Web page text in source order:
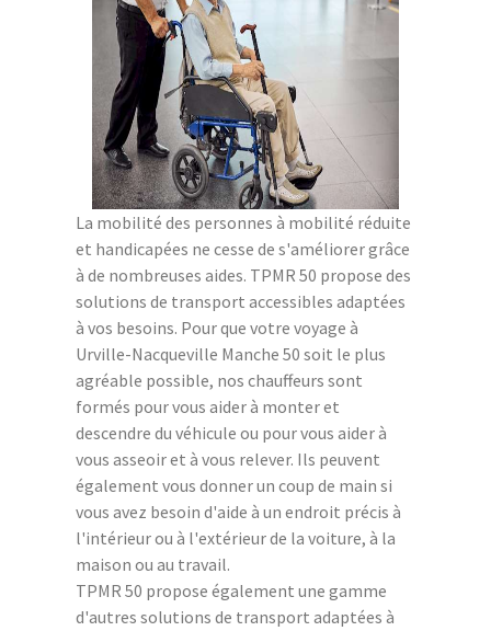
La mobilité des personnes à mobilité réduite
et handicapées ne cesse de s'améliorer grâce
à de nombreuses aides. TPMR 50 propose des
solutions de transport accessibles adaptées
à vos besoins. Pour que votre voyage à
Urville-Nacqueville Manche 50 soit le plus
agréable possible, nos chauffeurs sont
formés pour vous aider à monter et
descendre du véhicule ou pour vous aider à
vous asseoir et à vous relever. Ils peuvent
également vous donner un coup de main si
vous avez besoin d'aide à un endroit précis à
l'intérieur ou à l'extérieur de la voiture, à la
maison ou au travail.
TPMR 50 propose également une gamme
d'autres solutions de transport adaptées à